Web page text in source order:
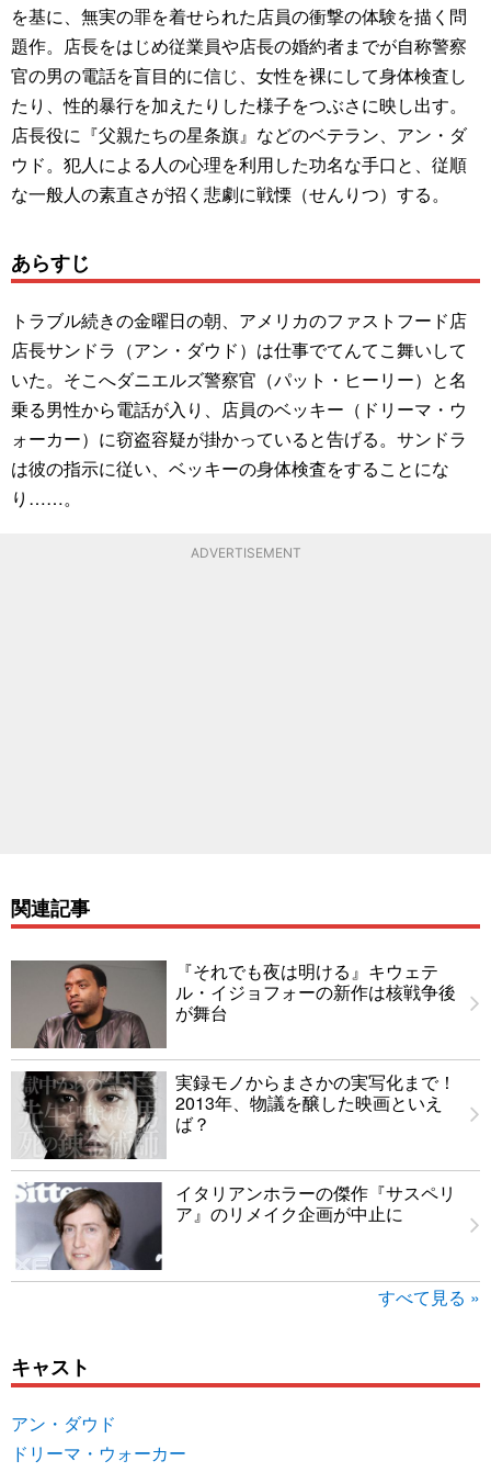
を基に、無実の罪を着せられた店員の衝撃の体験を描く問
題作。店長をはじめ従業員や店長の婚約者までが自称警察
官の男の電話を盲目的に信じ、女性を裸にして身体検査し
たり、性的暴行を加えたりした様子をつぶさに映し出す。
店長役に『父親たちの星条旗』などのベテラン、アン・ダ
ウド。犯人による人の心理を利用した功名な手口と、従順
な一般人の素直さが招く悲劇に戦慄（せんりつ）する。
あらすじ
トラブル続きの金曜日の朝、アメリカのファストフード店
店長サンドラ（アン・ダウド）は仕事でてんてこ舞いして
いた。そこへダニエルズ警察官（パット・ヒーリー）と名
乗る男性から電話が入り、店員のベッキー（ドリーマ・ウ
ォーカー）に窃盗容疑が掛かっていると告げる。サンドラ
は彼の指示に従い、ベッキーの身体検査をすることにな
り……。
ADVERTISEMENT
関連記事
『それでも夜は明ける』キウェテ
ル・イジョフォーの新作は核戦争後
が舞台
実録モノからまさかの実写化まで！
2013年、物議を醸した映画といえ
ば？
イタリアンホラーの傑作『サスペリ
ア』のリメイク企画が中止に
すべて見る »
キャスト
アン・ダウド
ドリーマ・ウォーカー